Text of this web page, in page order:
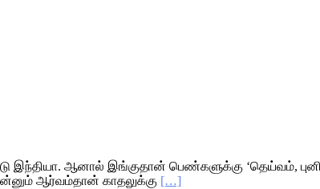
இந்தியா. ஆனால் இங்குதான் பெண்களுக்கு ‘தெய்வம்,
ஆர்வம்தான் காதலுக்கு […]